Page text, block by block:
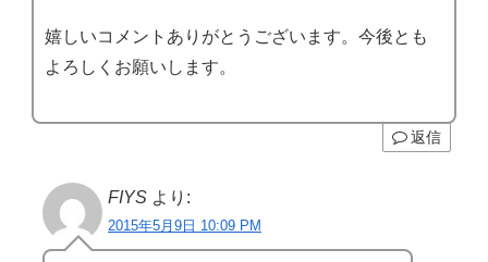
嬉しいコメントありがとうございます。今後とも
よろしくお願いします。
返信
FIYS より:
2015年5月9日 10:09 PM